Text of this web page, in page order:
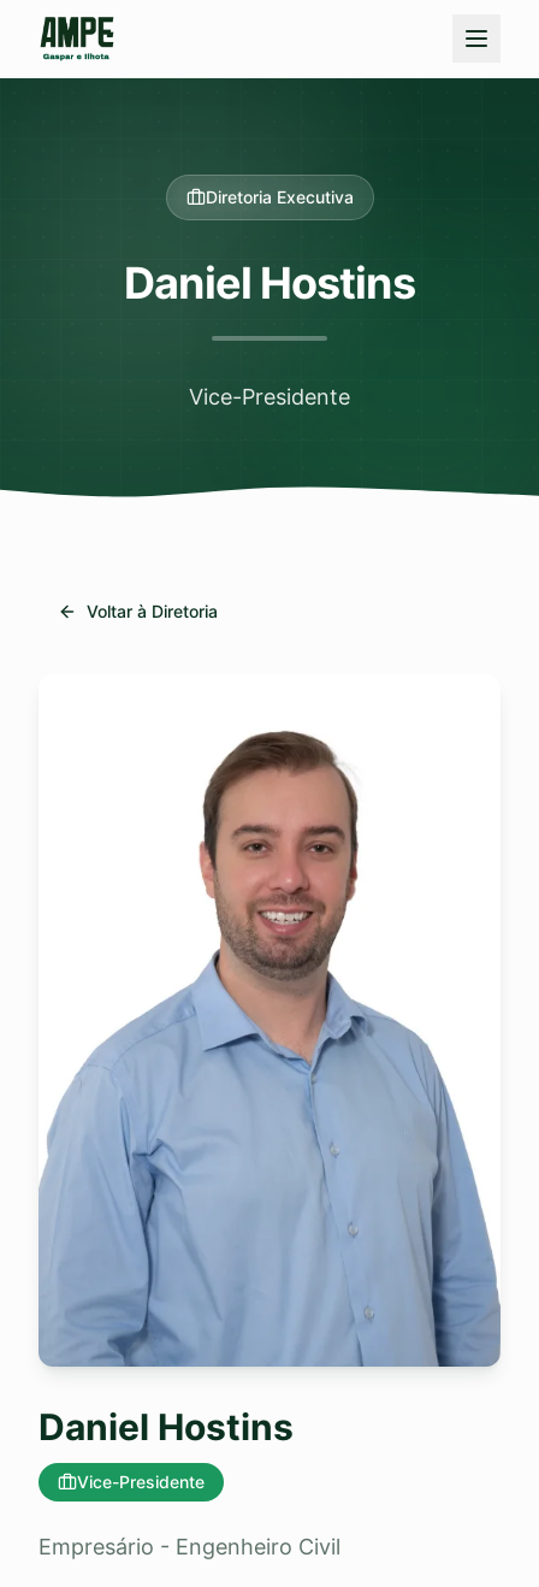
Diretoria Executiva
Daniel Hostins
Vice-Presidente
Voltar à Diretoria
Daniel Hostins
Vice-Presidente
Empresário - Engenheiro Civil